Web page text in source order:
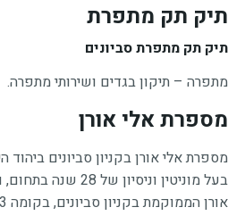
תיק תק מתפרת
תיק תק מתפרת סביונים
מתפרה – תיקון בגדים ושירותי מתפרה.
מספרת אלי אורן
מספרת אלי אורן בקניון סביונים ביהוד
בעל מוניטין
אורן הממוקמת בקניון סביונים, בקומה 3, שער נרקיס (ליד המעלית).